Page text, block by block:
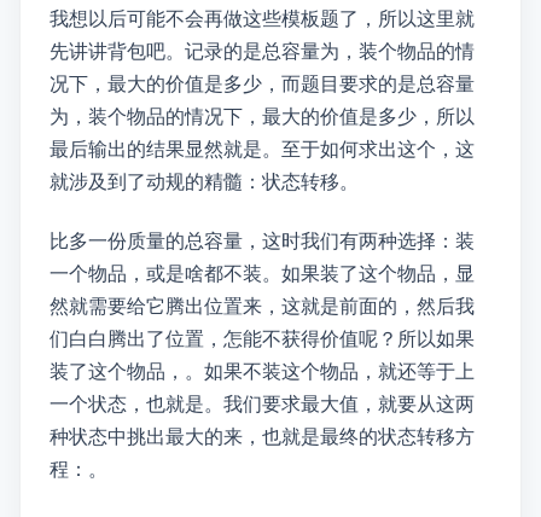
我想以后可能不会再做这些模板题了，所以这里就
先讲讲0/1背包吧。dp[i][j]记录的是“总容量为j，装i个物品的情
况下，最大的价值是多少”，而题目要求的是“总容量
为m，装n个物品的情况下，最大的价值是多少”，所以
最后输出的结果显然就是dp[n][m]。至于如何求出这个dp[i][j]，这
就涉及到了动规的精髓：状态转移。
dp[i][j]比dp[i][j - 1]多一份质量的总容量，这时我们有两种选择：装
一个物品，或是啥都不装。如果装了这个物品，显
然就需要给它腾出位置来，这就是前面的dp[i - 1][j - w[i]]，然后我
们白白腾出了位置，怎能不获得价值呢？所以如果
装了这个物品，dp[i][j] = dp[i - 1][j - w[i]] + v[i]。如果不装这个物品，dp[i][j]就还等于上
一个状态，也就是dp[i][j] = dp[i][j - 1]。我们要求最大值，就要从这两
种状态中挑出最大的来，也就是最终的状态转移方
程：dp[i][j] = max(dp[i - 1][j - w[i]] + v[i], dp[i - 1][j])。